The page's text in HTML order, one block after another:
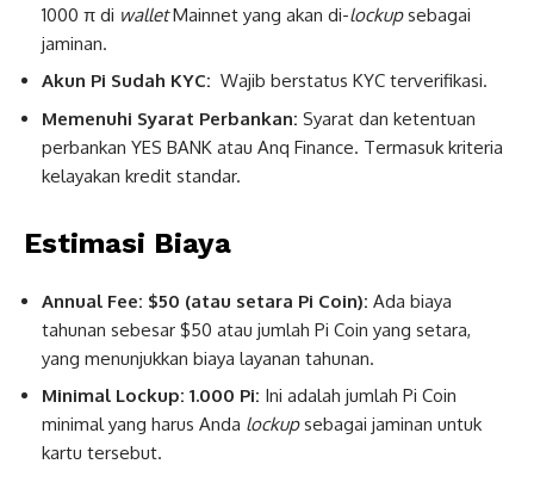
1000 π di walletMainnet yang akan di-lockupsebagai
jaminan.
Akun Pi Sudah KYC: Wajib berstatus KYC terverifikasi.
Memenuhi Syarat Perbankan: Syarat dan ketentuan
perbankan YES BANK atau Anq Finance. Termasuk kriteria
kelayakan kredit standar.
Estimasi Biaya
Annual Fee: $50 (atau setara Pi Coin): Ada biaya
tahunan sebesar $50 atau jumlah Pi Coin yang setara,
yang menunjukkan biaya layanan tahunan.
Minimal Lockup: 1.000 Pi: Ini adalah jumlah Pi Coin
minimal yang harus Anda lockupsebagai jaminan untuk
kartu tersebut.